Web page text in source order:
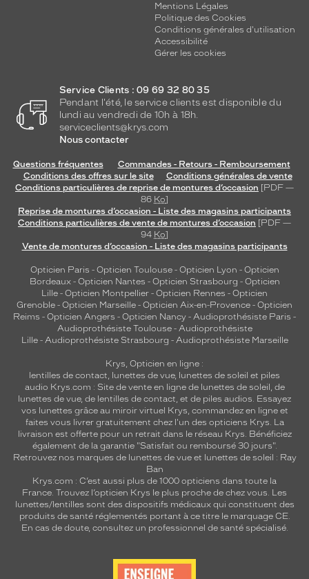
Mentions Légales
Politique des Cookies
Conditions générales d'utilisation
Accessibilité
Gérer les cookies
Service Clients : 09 69 32 80 35
Pendant l'été, le service clients est disponible du
lundi au vendredi de 10h à 18h.
serviceclients@krys.com
Nous contacter
Questions fréquentes
Commandes - Retours - Remboursement
Conditions des offres sur le site
Conditions générales de vente
Conditions particulières de reprise de montures d’occasion [PDF —
86 Ko]
Reprise de montures d’occasion - Liste des magasins participants
Conditions particulières de vente de montures d’occasion [PDF —
94 Ko]
Vente de montures d’occasion - Liste des magasins participants
Opticien Paris - Opticien Toulouse- Opticien Lyon - Opticien
Bordeaux- Opticien Nantes - Opticien Strasbourg - Opticien
Lille - Opticien Montpellier - Opticien Rennes - Opticien
Grenoble - Opticien Marseille - Opticien Aix-en-Provence - Opticien
Reims - Opticien Angers - Opticien Nancy - Audioprothésiste Paris -
Audioprothésiste Toulouse- Audioprothésiste
Lille- Audioprothésiste Strasbourg - Audioprothésiste Marseille
Krys, Opticien en ligne :
lentilles de contact lunettes de vue, lunettes de soleil et piles
audio Krys.com : Site de vente en ligne de lunettes de soleil, de
lunettes de vue, de lentilles de contact , et de piles audios. Essayez
vos lunettes grâce au miroir virtuel Krys, commandez en ligne et
faites vous livrer gratuitement chez l'un des opticiens Krys. La
livraison est offerte pour un retrait dans le réseau Krys. Bénéficiez
également de la garantie "Satisfait ou remboursé 30 jours".
Retrouvez nos marques de lunettes de vue et lunettes de soleil : Ray
Ban
Krys.com : C’est aussi plus de 1000 opticiens dans toute la
France. Trouvez l’opticien Krys le plus proche de chez vous . Les
lunettes/lentilles sont des dispositifs médicaux qui constituent des
produits de santé réglementés portant à ce titre le marquage CE.
En cas de doute, consultez un professionnel de santé spécialisé.